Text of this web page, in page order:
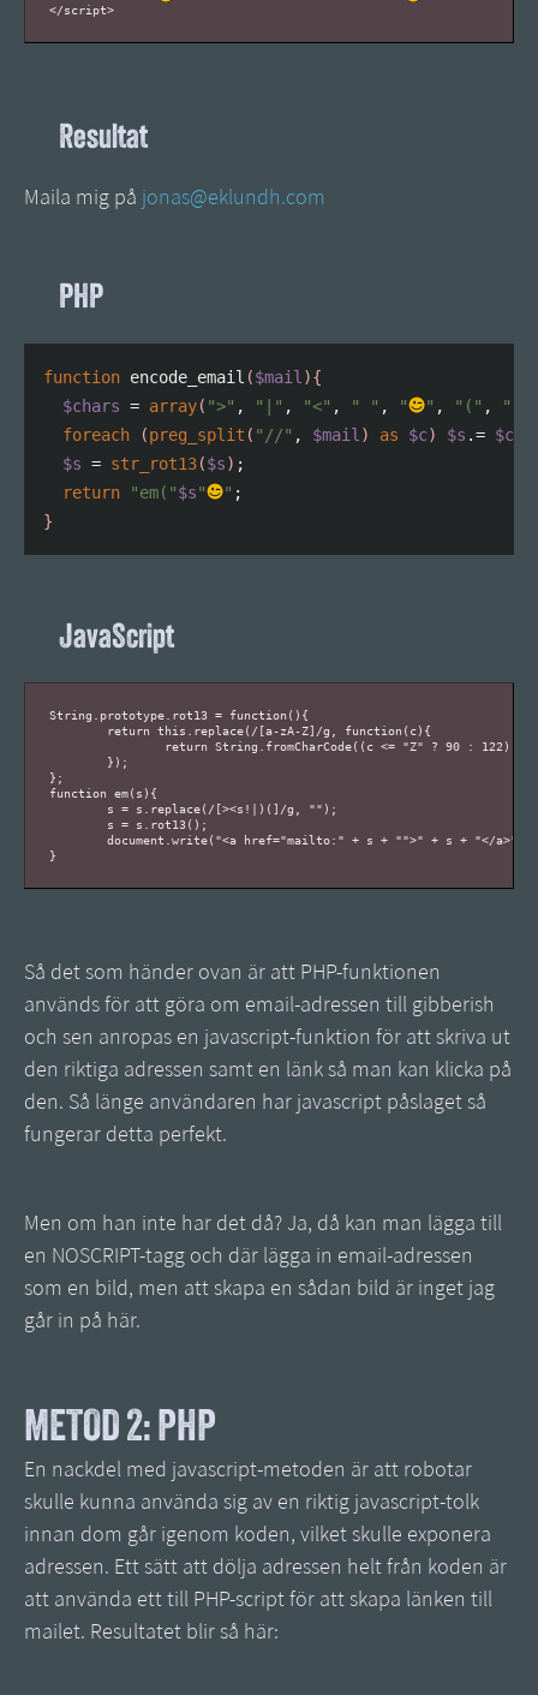
Resultat
Maila mig på jonas@eklundh.com
PHP
function encode_email ($mail ){
$chars = array( ">" , "|" , "<" , " " , " " , "(" , "!"
foreach
(preg_split ( "//" , $mail ) as $c) $s .=
$s = str_rot13($s) ;
return
"em("$s" " ;
}
JavaScript
String.prototype.rot13 = function(){
};
function em(s){
Så det som händer ovan är att PHP-funktionen
används för att göra om email-adressen till gibberish
och sen anropas en javascript-funktion för att skriva ut
den riktiga adressen samt en länk så man kan klicka på
den. Så länge användaren har javascript påslaget så
fungerar detta perfekt.
Men om han inte har det då? Ja, då kan man lägga till
en NOSCRIPT-tagg och där lägga in email-adressen
som en bild, men att skapa en sådan bild är inget jag
går in på här.
METOD 2: PHP
En nackdel med javascript-metoden är att robotar
skulle kunna använda sig av en riktig javascript-tolk
innan dom går igenom koden, vilket skulle exponera
adressen. Ett sätt att dölja adressen helt från koden är
att använda ett till PHP-script för att skapa länken till
mailet. Resultatet blir så här: